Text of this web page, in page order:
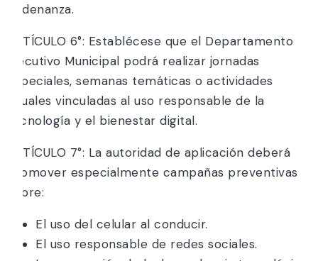
Ordenanza.
ARTÍCULO 6°: Establécese que el Departamento
Ejecutivo Municipal podrá realizar jornadas
especiales, semanas temáticas o actividades
anuales vinculadas al uso responsable de la
tecnología y el bienestar digital.
ARTÍCULO 7°: La autoridad de aplicación deberá
promover especialmente campañas preventivas
sobre:
El uso del celular al conducir.
El uso responsable de redes sociales.